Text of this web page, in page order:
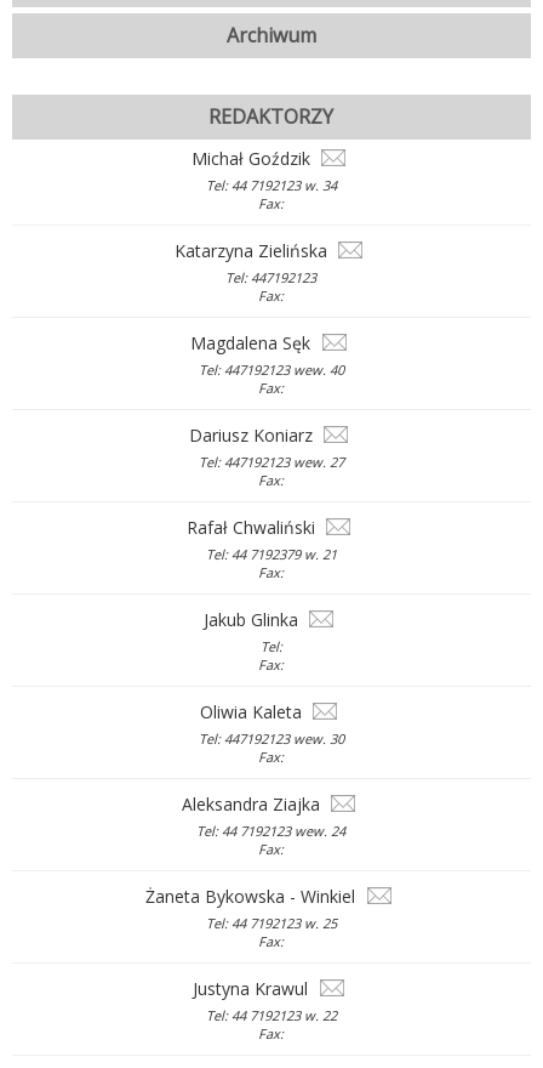
Archiwum
REDAKTORZY
Michał Goździk
Tel: 44 7192123 w. 34
Fax:
Katarzyna Zielińska
Tel: 447192123
Fax:
Magdalena Sęk
Tel: 447192123 wew. 40
Fax:
Dariusz Koniarz
Tel: 447192123 wew. 27
Fax:
Rafał Chwaliński
Tel: 44 7192379 w. 21
Fax:
Jakub Glinka
Tel:
Fax:
Oliwia Kaleta
Tel: 447192123 wew. 30
Fax:
Aleksandra Ziajka
Tel: 44 7192123 wew. 24
Fax:
Żaneta Bykowska - Winkiel
Tel: 44 7192123 w. 25
Fax:
Justyna Krawul
Tel: 44 7192123 w. 22
Fax: